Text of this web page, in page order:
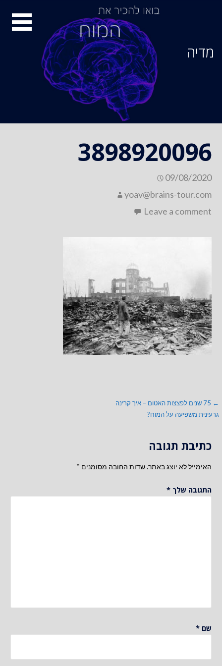
מדיה
3898920096
09/08/2020
yoav@brains-tour.com
Leave a comment
ניווט← 75 שנים לפצצות האטום – איך קרינה
גרעינית משפיעה על המוח?
כתיבת תגובה
האימייל לא יוצג באתר.שדות החובה מסומנים *
התגובה שלך *
שם *